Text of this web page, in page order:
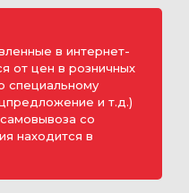
в интернет-
от цен в розничных
специальному
и т.д.)
со
находится в